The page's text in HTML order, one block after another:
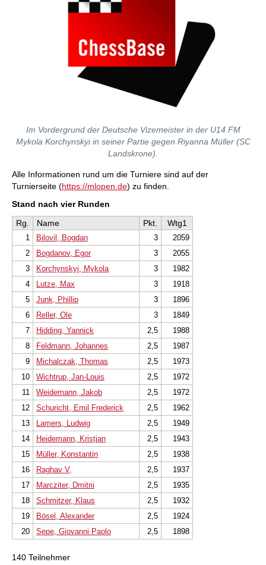
Im Vordergrund der Deutsche Vizemeister in der U14 FM
Mykola Korchynskyi in seiner Partie gegen Riyanna Müller (SC
Landskrone).
Alle Informationen rund um die Turniere sind auf der
Turnierseite (https://mlopen.de) zu finden.
Stand nach vier Runden
Rg.
Name Pkt. Wtg1
1 Bilovil, Bogdan 3
2059
2
Bogdanov, Egor 3
2055
3
Korchynskyi, Mykola 3
1982
4
Lutze, Max 3
1918
5
Junk, Phillip 3
1896
6
Reller, Ole 3
1849
7
Hidding, Yannick 2,5
1988
8
Feldmann, Johannes 2,5
1987
9
Michalczak, Thomas 2,5
1973
10
Wichtrup, Jan-Louis 2,5
1972
11
Weidemann, Jakob 2,5
1972
12
Schuricht, Emil Frederick 2,5
1962
13
Lamers, Ludwig 2,5
1949
14
Heidemann, Kristjan 2,5
1943
15
Müller, Konstantin 2,5
1938
16
Raghav V, 2,5
1937
17
Marcziter, Dmitrii 2,5
1935
18
Schmitzer, Klaus 2,5
1932
19
Bösel, Alexander 2,5
1924
20
Sepe, Giovanni Paolo 2,5 1898
140 Teilnehmer